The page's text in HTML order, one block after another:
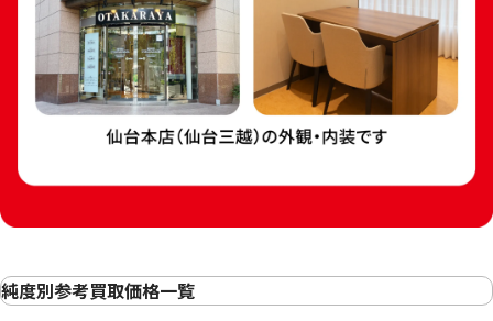
参考買取価格
44,900
参考買取価格
40,400円
純度別参考買取価格一覧